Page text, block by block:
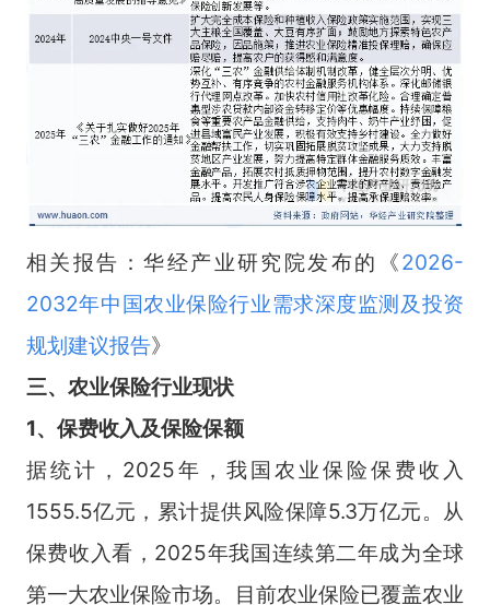
相关报告：华经产业研究院发布的《2026-
2032年中国农业保险行业需求深度监测及投资
规划建议报告》
三、 农业保险行业现状
1、保费收入及保险保额
据统计，2025年，我国农业保险保费收入
1555.5亿元，累计提供风险保障5.3万亿元。从
保费收入看，2025年我国连续第二年成为全球
第一大农业保险市场。目前农业保险已覆盖农业